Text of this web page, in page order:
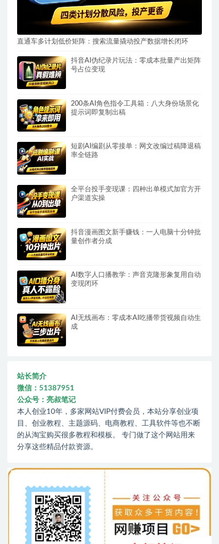
直通车多计划低价矩阵：搜索流量撬动投产数据增长闭环
抖音AI伪纪录片玩法：零成本批量产出矩阵
号占位变现
200条AI角色指令工具箱：八大身份场景化
提示词即复制出稿
短剧AI编剧从零接单：网文改编过稿降退稿
率全链路
全平台投手变现课：四种出单模式加官方开
户渠道实操
抖音漫画图文新手赚钱：一人电脑十分钟批
量创作者分成
AI数字人口播教学：声音克隆形象复用自动
变现闭环
AI无线画布：零成本AI吃播带货视频自动生
成
站长简介
微信：51387951
公众号：亮叔笔记
本人创业10年，多家网站VIP付费会员，本站分享创业项
目、创业教程、主题源码、电商教程、工具软件等也不断
的从淘宝购买很多教程和模板。 专门做了这个网站用来
分享这些精品付款资源。